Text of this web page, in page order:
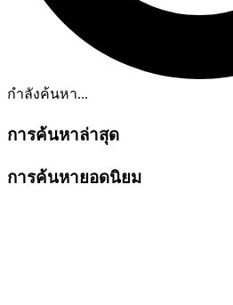
กำลังค้นหา...
การค้นหาล่าสุด
การค้นหายอดนิยม